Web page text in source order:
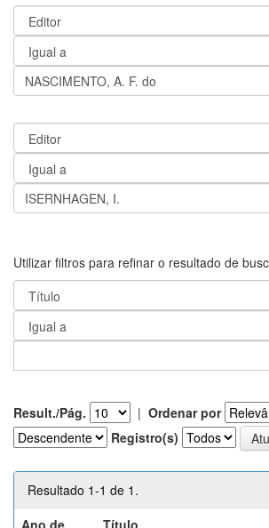
Utilizar filtros para refinar o resultado de
Result./Pág. | Ordenar por
Registro(s)
Resultado 1-1 de 1.
Ano de
Título